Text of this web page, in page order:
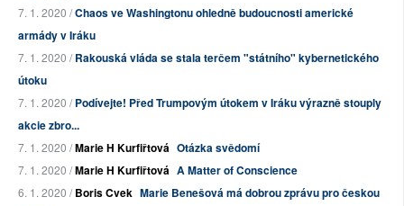
7. 1. 2020 /Chaos ve Washingtonu ohledně budoucnosti americké
armády v Iráku
7. 1. 2020 /Rakouská vláda se stala terčem "státního" kybernetického
útoku
7. 1. 2020 /Podívejte! Před Trumpovým útokem v Iráku výrazně stouply
akcie zbro...
7. 1. 2020 /Marie H Kurfiřtová Otázka svědomí
7. 1. 2020 /Marie H Kurfiřtová A Matter of Conscience
6. 1. 2020 /Boris Cvek Marie Benešová má dobrou zprávu pro českou